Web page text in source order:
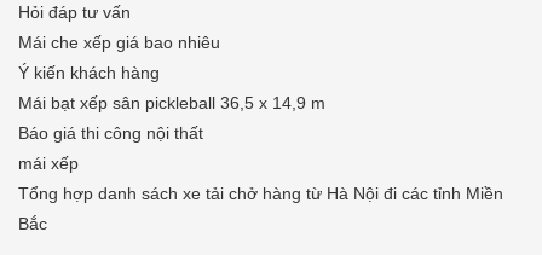
Hỏi đáp tư vấn
Mái che xếp giá bao nhiêu
Ý kiến khách hàng
Mái bạt xếp sân pickleball 36,5 x 14,9 m
Báo giá thi công nội thất
mái xếp
Tổng hợp danh sách xe tải chở hàng từ Hà Nội đi các tỉnh Miền
Bắc